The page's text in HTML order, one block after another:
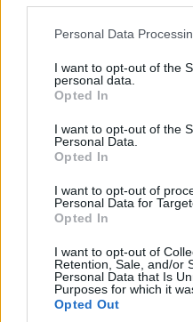
Personal Data
I want to opt-out of the
personal data.
Opted In
I want to opt-out of the
Personal Data.
Opted In
I want to opt-out of
Personal Data for
Opted In
I want to opt-out of
Retention, Sale, and/or
Personal Data that Is
Purposes for which it
Opted Out
misurazione cieca,
classifica degli
ufficiale corre in senso
Todos caballeros:
si
test pone più in basso.
Il criterio che
di Maturità lo assegna
pesano i docenti
candidati e che, di